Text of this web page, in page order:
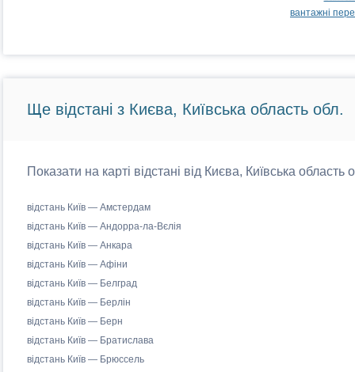
вантажні
Ще відстані з Києва, Київська область обл.
Показати на карті відстані від Києва, Київська
відстань Київ — Амстердам
відстань Київ — Андорра-ла-Вєлія
відстань Київ — Анкара
відстань Київ — Афіни
відстань Київ — Белград
відстань Київ — Берлін
відстань Київ — Берн
відстань Київ — Братислава
відстань Київ — Брюссель